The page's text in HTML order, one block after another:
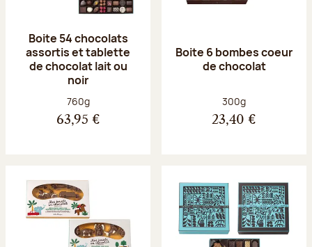
Boite 54 chocolats
assortis et tablette
de chocolat lait ou
noir
Poids net :
760g
63,95 €
Boite 6 bombes coeur
de chocolat
Poids net :
300g
23,40 €